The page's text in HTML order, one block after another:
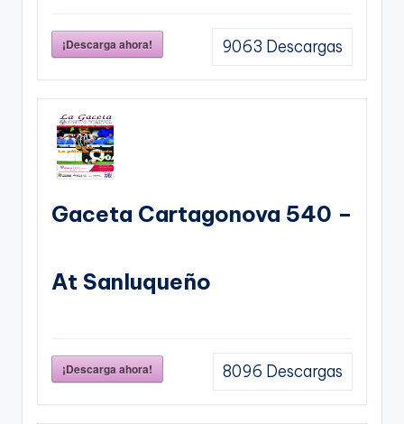
¡Descarga ahora! 9063 Descargas
Gaceta Cartagonova 540 –
At Sanluqueño
¡Descarga ahora! 8096 Descargas